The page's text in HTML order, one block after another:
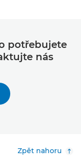
potřebujete
nás
Zpět nahoru